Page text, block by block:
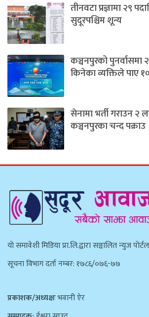
तीनवटा प्रज्ञामा २९
सुदूरपश्चिम शून्य
कञ्चनपुरको पुनर्वासमा
किनेका व्यक्तिले पाए
सेनामा भर्ती गराउन २
कञ्चनपुरका चन्द पक्राउ
याे समावेशी मिडिया प्रा.लि.द्वारा सञ्चालित न्युज
सूचना विभाग दर्ता नम्बर: १७८६/०७६-७७
प्रकाशक/अध्यक्षःभवानी ऐर